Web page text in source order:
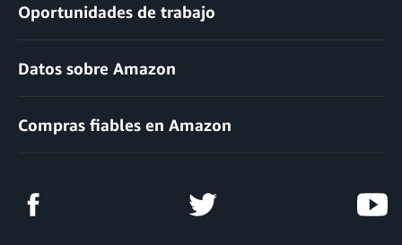
Oportunidades de trabajo
Datos sobre Amazon
Compras fiables en Amazon